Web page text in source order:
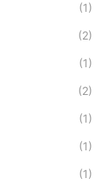
(1)
(2)
(1)
(2)
(1)
(1)
(1)